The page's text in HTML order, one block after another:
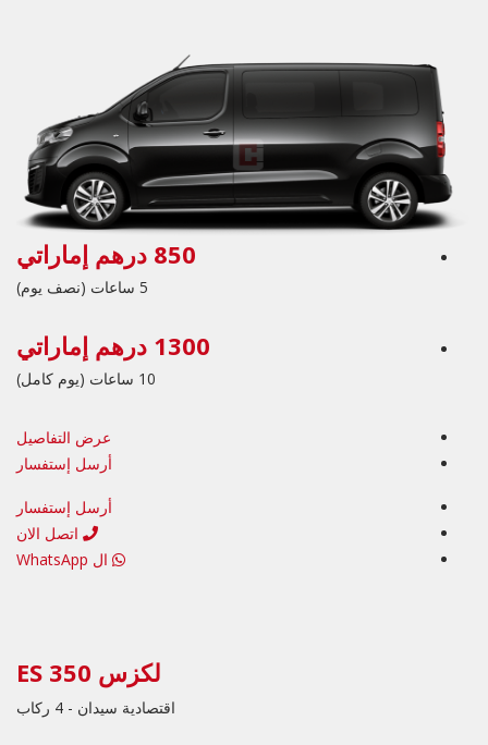
850 درهم إماراتي
5 ساعات (نصف يوم)
1300 درهم إماراتي
10 ساعات (يوم كامل)
عرض التفاصيل
أرسل إستفسار
أرسل إستفسار
اتصل الان
ال WhatsApp
لكزس ES 350
اقتصادية سيدان - 4 ركاب